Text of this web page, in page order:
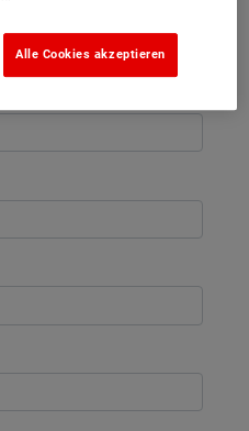
Alle Cookies akzeptieren